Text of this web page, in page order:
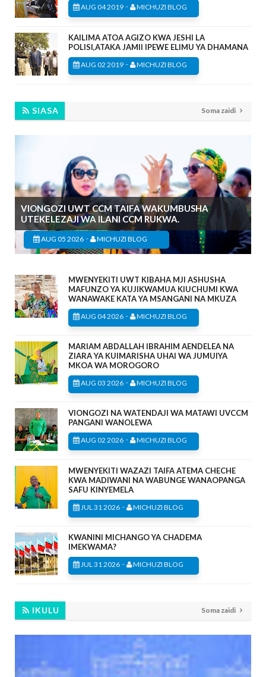
AUG 04 2019 - MICHUZI BLOG
KAILIMA ATOA AGIZO KWA JESHI LA
POLISI,ATAKA JAMII IPEWE ELIMU YA DHAMANA
AUG 02 2019 - MICHUZI BLOG
SIASA Soma zaidi
VIONGOZI UWT CCM TAIFA WAKUMBUSHA
UTEKELEZAJI WA ILANI CCM RUKWA.
AUG 05 2026 - MICHUZI BLOG
MWENYEKITI UWT KIBAHA MJI ASHUSHA
MAFUNZO YA KUJIKWAMUA KIUCHUMI KWA
WANAWAKE KATA YA MSANGANI NA MKUZA
AUG 04 2026 - MICHUZI BLOG
MARIAM ABDALLAH IBRAHIM AENDELEA NA
ZIARA YA KUIMARISHA UHAI WA JUMUIYA
MKOA WA MOROGORO
AUG 03 2026 - MICHUZI BLOG
VIONGOZI NA WATENDAJI WA MATAWI UVCCM
PANGANI WANOLEWA
AUG 02 2026 - MICHUZI BLOG
MWENYEKITI WAZAZI TAIFA ATEMA CHECHE
KWA MADIWANI NA WABUNGE WANAOPANGA
SAFU KINYEMELA
JUL 31 2026 - MICHUZI BLOG
KWANINI MICHANGO YA CHADEMA
IMEKWAMA?
JUL 31 2026 - MICHUZI BLOG
IKULU Soma zaidi